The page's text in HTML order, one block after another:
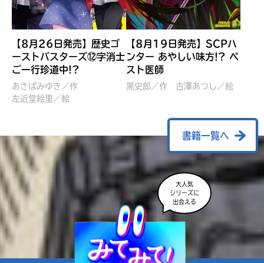
ぼくたちのマインクラフト
冒険記 エンチャント剣
VS暴走モブ
営委員会／協力
レッツゴー！まいぜんシス
ターズ とつぜん、王様に
佐久間さのすけ／絵
【8月26日発売】歴史ゴ
ーストバスターズ⑫字消士
ご一行珍道中!?
あさばみゆき／作
左近堂絵里／絵
【8月19日発売】SCPハ
ンター あやしい味方!? ペ
スト医師
黒史郎／作 古澤あつし／絵
書籍一覧へ
大人気
シリーズに
出会える